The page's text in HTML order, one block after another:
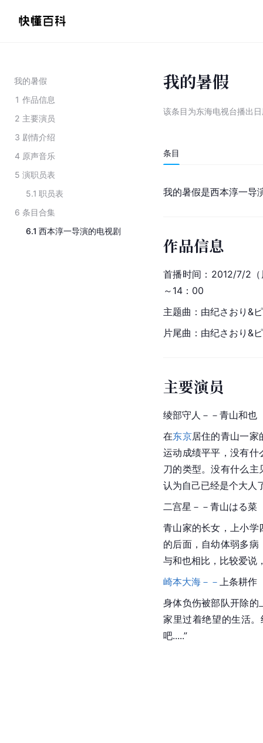
我的暑假
1 作品信息
2 主要演员
3 剧情介绍
4 原声音乐
5 演职员表
5.1 职员表
6 条目合集
6.1 西本淳一导演的电视剧
我的暑假
该条目为东海电视台播出
条目
我的暑假是西本淳一导
作品信息
首播时间：2012/7/2
～14：00
主题曲：由纪さおり&
片尾曲：由纪さおり&
主要演员
绫部守人－－ 青山和也
在东京居住的青山一家
运动成绩平平，没有什
刀的类型。没有什么
认为自己已经是个大人
二宫星－－青山はる菜
青山家的长女，上小学
的后面，自幼体弱多
与和也相比，比较爱说
崎本大海－－ 上条耕作
身体负伤被部队开除的
家里过着绝望的生活
吧.....”